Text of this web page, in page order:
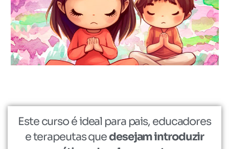
Este curso é ideal para pais, educadores
e terapeutas quedesejam introduzir